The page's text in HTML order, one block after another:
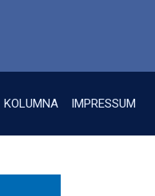
KOLUMNA IMPRESSUM